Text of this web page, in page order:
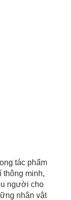
tác phẩm
thông minh,
người cho
nhân vật